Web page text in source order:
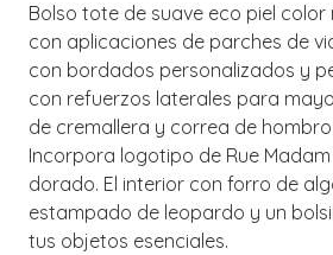
Bolso tote de suave eco piel
con aplicaciones de parches de
con bordados personalizados y
con refuerzos laterales para
de cremallera y correa de
Incorpora logotipo de Rue
dorado. El interior con forro de
estampado de leopardo y un
tus objetos esenciales.